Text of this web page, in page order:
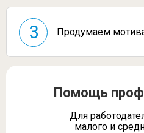
3 Продумаем
Помощь
Для
малого и